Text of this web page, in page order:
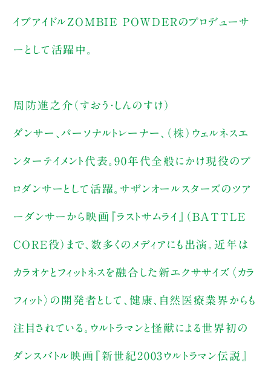
イブアイドルZOMBIE POWDERのプロデューサ
ーとして活躍中。
周防進之介（すおう・しんのすけ）
ダンサー、パーソナルトレーナー、（株）ウェルネスエ
ンターテイメント代表。90年代全般にかけ現役のプ
ロダンサーとして活躍。サザンオールスターズのツア
ーダンサーから映画『ラストサムライ』（BATTLE
CORE役）まで、数多くのメディアにも出演。近年は
カラオケとフィットネスを融合した新エクササイズ〈カラ
フィット〉の開発者として、健康、自然医療業界からも
注目されている。ウルトラマンと怪獣による世界初の
ダンスバトル映画『新世紀2003ウルトラマン伝説』